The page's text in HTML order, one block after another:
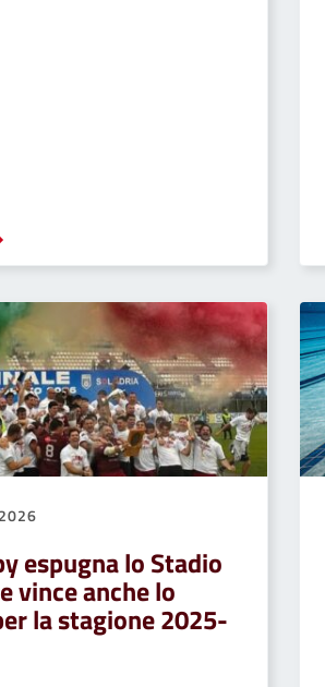
espugna lo Stadio
vince anche lo
la stagione 2025-